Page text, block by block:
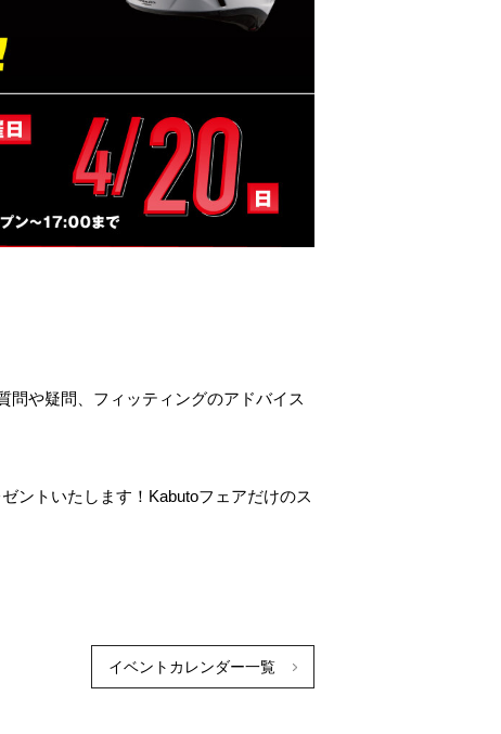
問や疑問、フィッティングのアドバイス
ントいたします！Kabutoフェアだけのス
イベントカレンダー一覧